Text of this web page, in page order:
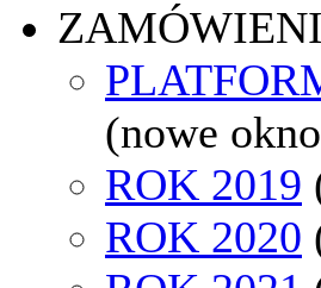
(nowe
ROK 2019
ROK 2020